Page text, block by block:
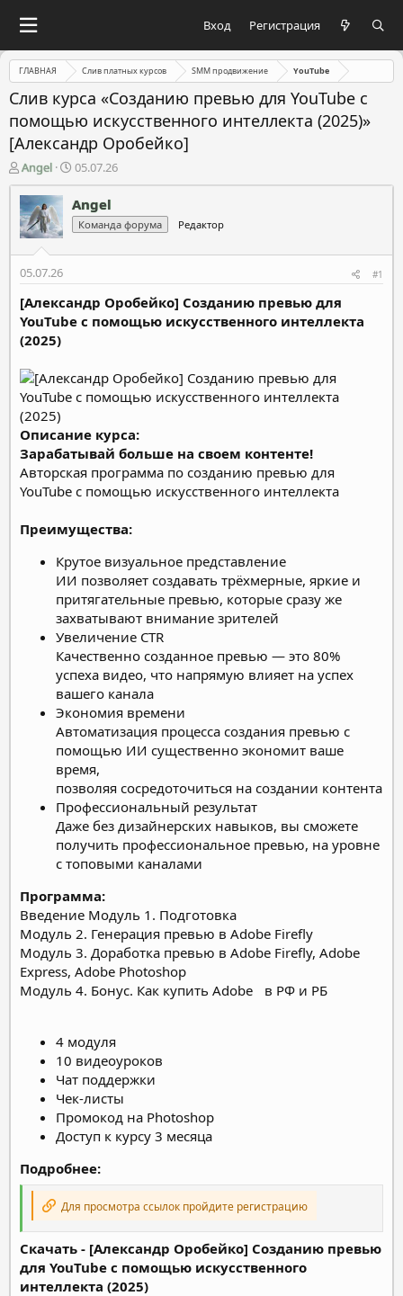
Вход Регистрация
ГЛАВНАЯ Слив платных курсов SMM продвижение YouTube
Слив курса «Созданию превью для YouTube с
помощью искусственного интеллекта (2025)»
[Александр Оробейко]
А
в
т
о
р
м
ы
Angel
Д
а
т
а
н
а
а
05.07.26
Angel
Команда форума Редактор
05.07.26 #1
[Александр Оробейко] Созданию превью для
YouTube с помощью искусственного интеллекта
(2025)
Описание курса:
Зарабатывай больше на своем контенте!
Авторская программа по созданию превью для
YouTube с помощью искусственного интеллекта
Преимущества:
Крутое визуальное представление
ИИ позволяет создавать трёхмерные, яркие и
притягательные превью, которые сразу же
захватывают внимание зрителей
Увеличение CTR
Качественно созданное превью — это 80%
успеха видео, что напрямую влияет на успех
вашего канала
Экономия времени
Автоматизация процесса создания превью с
помощью ИИ существенно экономит ваше
время,
позволяя сосредоточиться на создании контента
Профессиональный результат
Даже без дизайнерских навыков, вы сможете
получить профессиональное превью, на уровне
с топовыми каналами
Программа:
Введение Модуль 1. Подготовка
Модуль 2. Генерация превью в Adobe Firefly
Модуль 3. Доработка превью в Adobe Firefly, Adobe
Express, Adobe Photoshop
Модуль 4. Бонус. Как купить Adobe в РФ и РБ
4 модуля
10 видеоуроков
Чат поддержки
Чек-листы
Промокод на Photoshop
Доступ к курсу 3 месяца
Подробнее:
Для просмотра ссылок пройдите регистрацию
Скачать - [Александр Оробейко] Созданию превью
для YouTube с помощью искусственного
интеллекта (2025)